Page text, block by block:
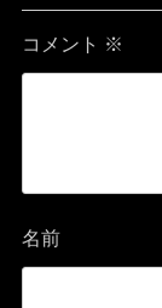
コメント ※
名前